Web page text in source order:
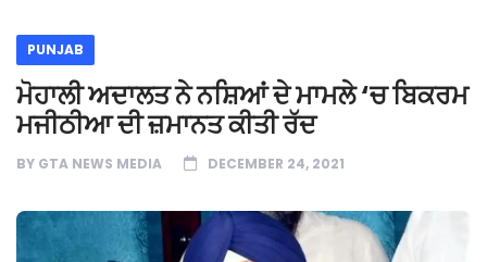
PUNJAB
ਮੋਹਾਲੀ ਅਦਾਲਤ ਨੇ ਨਸ਼ਿਆਂ ਦੇ ਮਾਮਲੇ ‘ਚ ਬਿਕਰਮ
ਮਜੀਠੀਆ ਦੀ ਜ਼ਮਾਨਤ ਕੀਤੀ ਰੱਦ
BY GTA NEWS MEDIA DECEMBER 24, 2021